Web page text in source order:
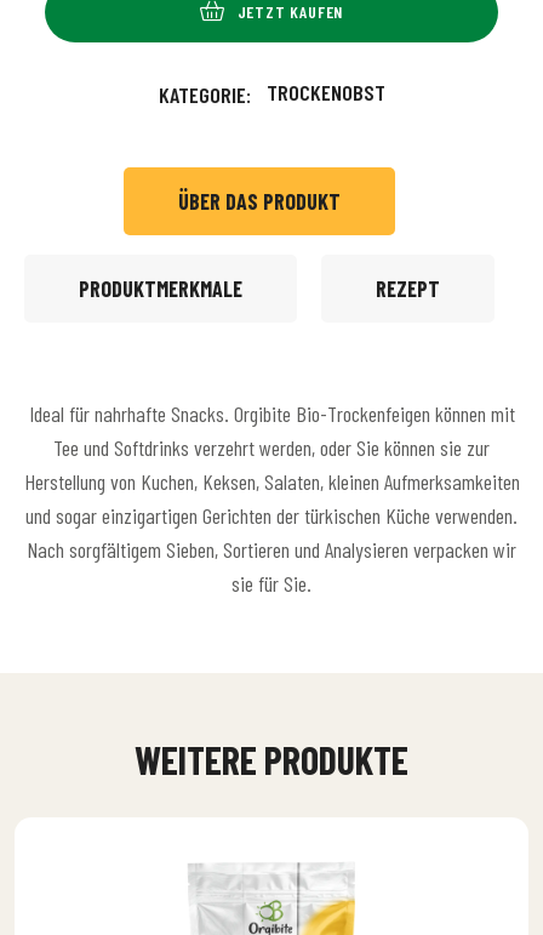
JETZT KAUFEN
KATEGORIE: TROCKENOBST
ÜBER DAS PRODUKT
PRODUKTMERKMALE REZEPT
Ideal für nahrhafte Snacks. Orgibite Bio-Trockenfeigen können mit
Tee und Softdrinks verzehrt werden, oder Sie können sie zur
Herstellung von Kuchen, Keksen, Salaten, kleinen Aufmerksamkeiten
und sogar einzigartigen Gerichten der türkischen Küche verwenden.
Nach sorgfältigem Sieben, Sortieren und Analysieren verpacken wir
sie für Sie.
WEITERE PRODUKTE